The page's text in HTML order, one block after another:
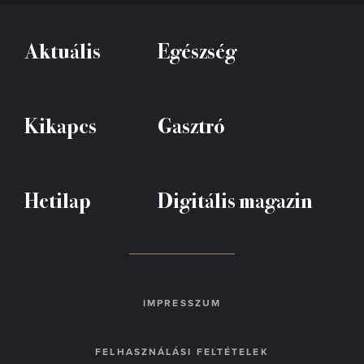
Aktuális Egészség
Kikapcs Gasztró
Hetilap Digitális magazin
IMPRESSZUM
FELHASZNÁLÁSI FELTÉTELEK